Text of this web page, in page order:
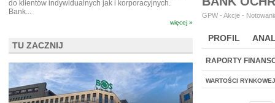
GPW - Akcje -
PROFIL
WYCENA BR
RAPORTY
WARTOŚCI RYNKOWEJ
do klientów indywidualnych jak i korporacyjnych.
Bank...
więcej »
TU ZACZNIJ